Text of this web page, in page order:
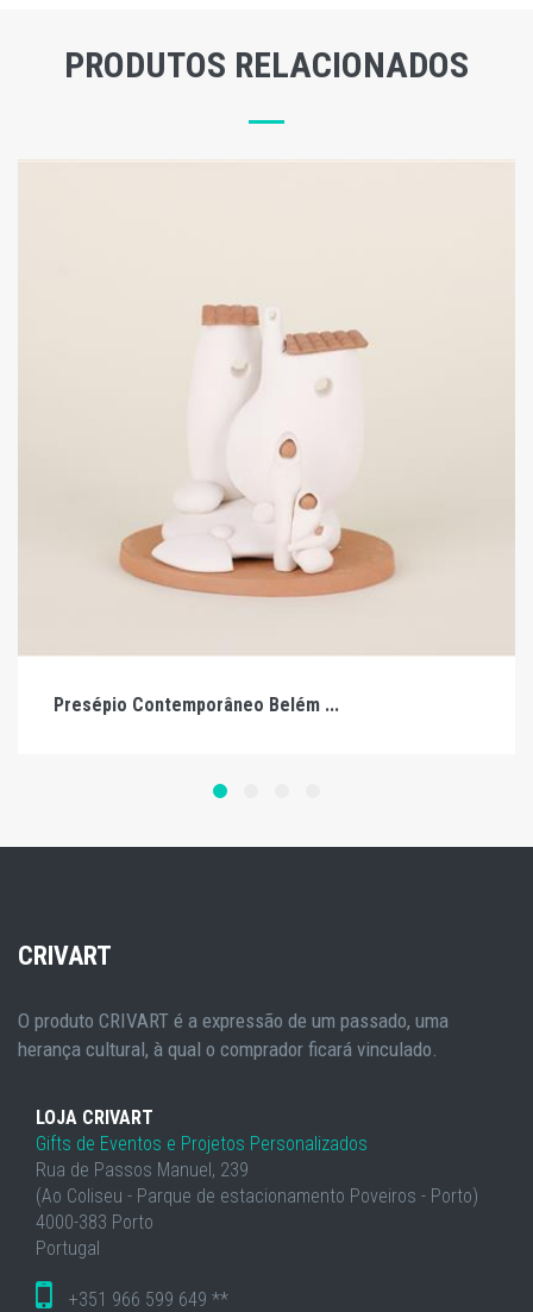
PRODUTOS RELACIONADOS
Presépio Contemporâneo Belém ...
CRIVART
O produto CRIVART é a expressão de um passado, uma
herança cultural, à qual o comprador ficará vinculado.
LOJA CRIVART
Gifts de Eventos e Projetos Personalizados
Rua de Passos Manuel, 239
(Ao Coliseu - Parque de estacionamento Poveiros - Porto)
4000-383 Porto
Portugal
+351 966 599 649 **